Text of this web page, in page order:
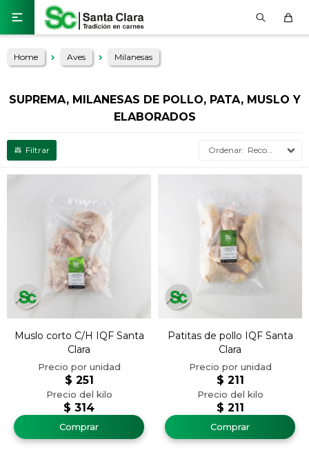

Home Aves Milanesas
SUPREMA, MILANESAS DE POLLO, PATA, MUSLO Y
ELABORADOS
Recomendados
Muslo corto C/H IQF Santa
Clara
$ 314
$ 251
Patitas de pollo IQF Santa
Clara
$ 211
$ 211